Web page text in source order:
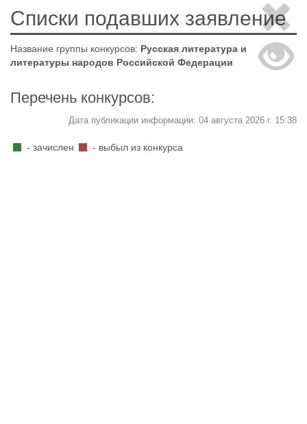
Списки подавших заявление
Название группы конкурсов: Русская литература и
литературы народов Российской Федерации
Перечень конкурсов:
Дата публикации информации: 04 августа 2026 г. 15:38
- зачислен - выбыл из конкурса